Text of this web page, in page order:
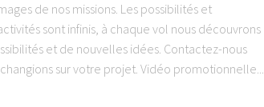
de nos missions. Les possibilités et
sont infinis, à chaque vol nous découvrons
et de nouvelles idées. Contactez-nous
sur votre projet. Vidéo promotionnelle...